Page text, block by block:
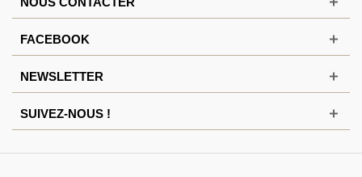
FACEBOOK
NEWSLETTER
SUIVEZ-NOUS !